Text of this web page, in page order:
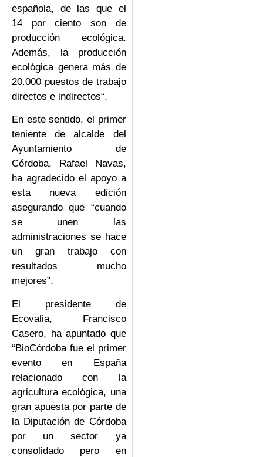
española, de las que el
14 por ciento son de
producción ecológica.
Además, la producción
ecológica genera más de
20.000 puestos de trabajo
directos e indirectos“.
En este sentido, el primer
teniente de alcalde del
Ayuntamiento de
Córdoba, Rafael Navas,
ha agradecido el apoyo a
esta nueva edición
asegurando que “cuando
se unen las
administraciones se hace
un gran trabajo con
resultados mucho
mejores”.
El presidente de
Ecovalia, Francisco
Casero, ha apuntado que
“BioCórdoba fue el primer
evento en España
relacionado con la
agricultura ecológica, una
gran apuesta por parte de
la Diputación de Córdoba
por un sector ya
consolidado pero en